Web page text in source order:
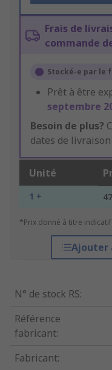
Frais de
commande
Stocké-e par le
Prêt à être
septembre
Besoin de plus?
dates de
Unité
1 +
*Prix donné à titre indicatif
Ajouter
N° de stock RS:
Référence
fabricant:
Fabricant: